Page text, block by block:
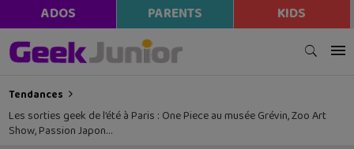
ADOS PARENTS KIDS
Tendances
Les sorties geek de l’été à Paris : One Piece au musée Grévin, Zoo Art
Show, Passion Japon…